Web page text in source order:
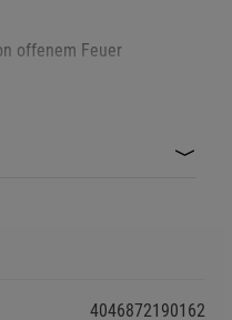
offenem Feuer
Kindern
4046872190162